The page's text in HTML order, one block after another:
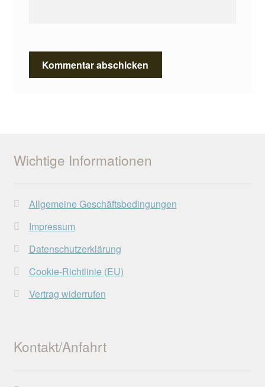
Wichtige Informationen
Allgemeine Geschäftsbedingungen
Impressum
Datenschutzerklärung
Cookie-Richtlinie (EU)
Vertrag widerrufen
Kontakt/Anfahrt